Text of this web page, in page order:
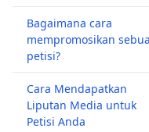
Jika putaran
cacat prosedural
.
Penegakan
kompromi, demi
dan marwah
Bagaimana cara
mempromosikan
petisi?
Cara Mendapatkan
Liputan Media untuk
Petisi Anda